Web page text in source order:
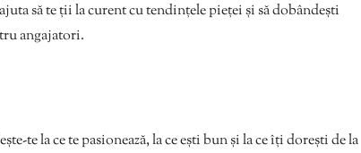
să te ții la curent cu tendințele pieței și să dobândești
angajatori.
te la ce te pasionează, la ce ești bun și la ce îți dorești de la